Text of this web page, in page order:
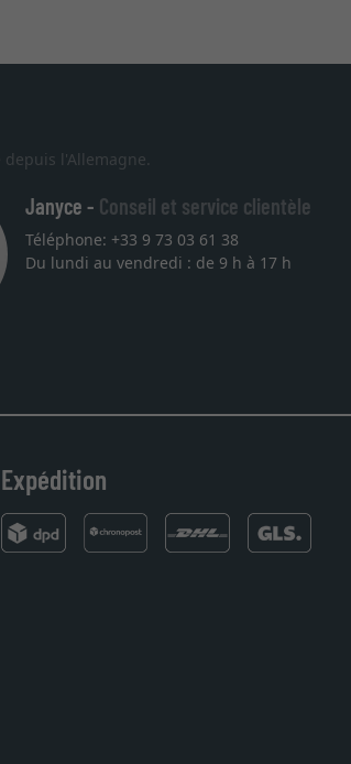
l'Allemagne.
sur ce site. Le choix et la qualité sont au
revenir pour une autre commande.
Janyce - Conseil et service clientèle
Téléphone: +33 9 73 03 61 38
Du lundi au vendredi : de 9 h à 17 h
Expédition